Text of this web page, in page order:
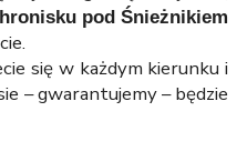
pod Śnieżnikiem
się w każdym kierunku i
– gwarantujemy – będzie